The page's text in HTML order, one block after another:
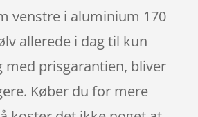
venstre i aluminium 170
allerede i dag til kun
med prisgarantien, bliver
Køber du for mere